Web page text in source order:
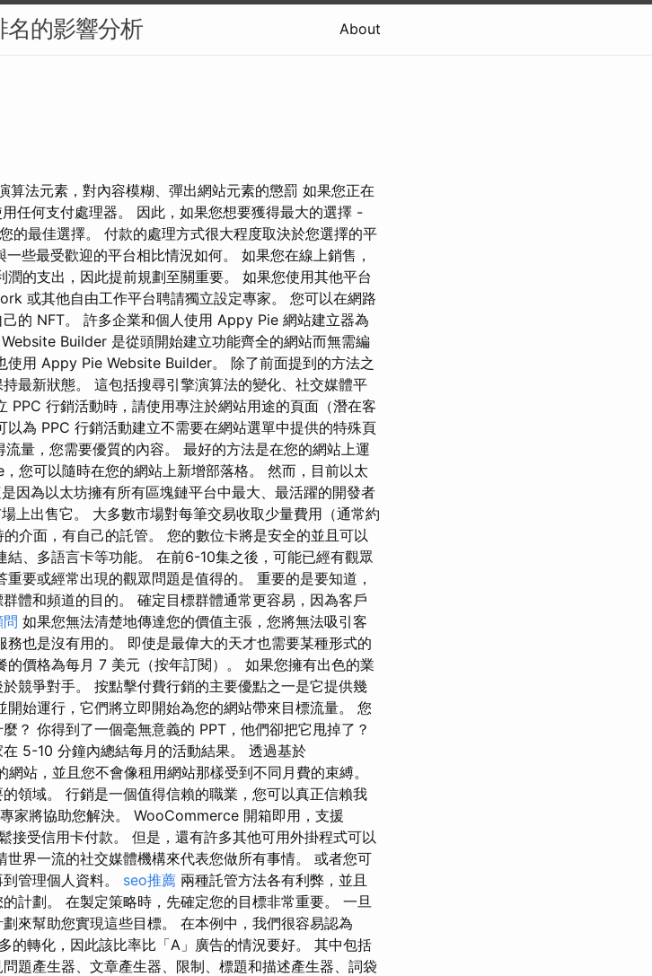
名的影響分析 About
法元素，對內容模糊、彈出網站元素的懲罰 如果您正在
任何支付處理器。 因此，如果您想要獲得最大的選擇 -
最佳選擇。 付款的處理方式很大程度取決於您選擇的平
些最受歡迎的平台相比情況如何。 如果您在線上銷售，
的支出，因此提前規劃至關重要。 如果您使用其他平台
或其他自由工作平台聘請獨立設定專家。 您可以在網路
的 NFT。 許多企業和個人使用 Appy Pie 網站建立器為
Builder 是從頭開始建立功能齊全的網站而無需編
使用 Appy Pie Website Builder。 除了前面提到的方法之
最新狀態。 這包括搜尋引擎演算法的變化、社交媒體平
PPC 行銷活動時，請使用專注於網站用途的頁面（潛在客
為 PPC 行銷活動建立不需要在網站選單中提供的特殊頁
流量，您需要優質的內容。 最好的方法是在您的網站上運
您可以隨時在您的網站上新增部落格。 然而，目前以太
因為以太坊擁有所有區塊鏈平台中最大、最活躍的開發者
上出售它。 大多數市場對每筆交易收取少量費用（通常約
介面，有自己的託管。 您的數位卡將是安全的並且可以
、多語言卡等功能。 在前6-10集之後，可能已經有觀眾
要或經常出現的觀眾問題是值得的。 重要的是要知道，
體和頻道的目的。 確定目標群體通常更容易，因為客戶
如果您無法清楚地傳達您的價值主張，您將無法吸引客
也是沒有用的。 即使是最偉大的天才也需要某種形式的
價格為每月 7 美元（按年訂閱）。 如果您擁有出色的業
競爭對手。 按點擊付費行銷的主要優點之一是它提供幾
始運行，它們將立即開始為您的網站帶來目標流量。 您
？ 你得到了一個毫無意義的 PPT，他們卻把它甩掉了？
5-10 分鐘內總結每月的活動結果。 透過基於
站，並且您不會像租用網站那樣受到不同月費的束縛。
領域。 行銷是一個值得信賴的職業，您可以真正信賴我
家將協助您解決。 WooCommerce 開箱即用，支援
接受信用卡付款。 但是，還有許多其他可用外掛程式可以
界一流的社交媒體機構來代表您做所有事情。 或者您可
管理個人資料。 seo推薦 兩種託管方法各有利弊，並且
計劃。 在製定策略時，先確定您的目標非常重要。 一旦
來幫助您實現這些目標。 在本例中，我們很容易認為
的轉化，因此該比率比「A」廣告的情況要好。 其中包括
題產生器、文章產生器、限制、標題和描述產生器、詞袋